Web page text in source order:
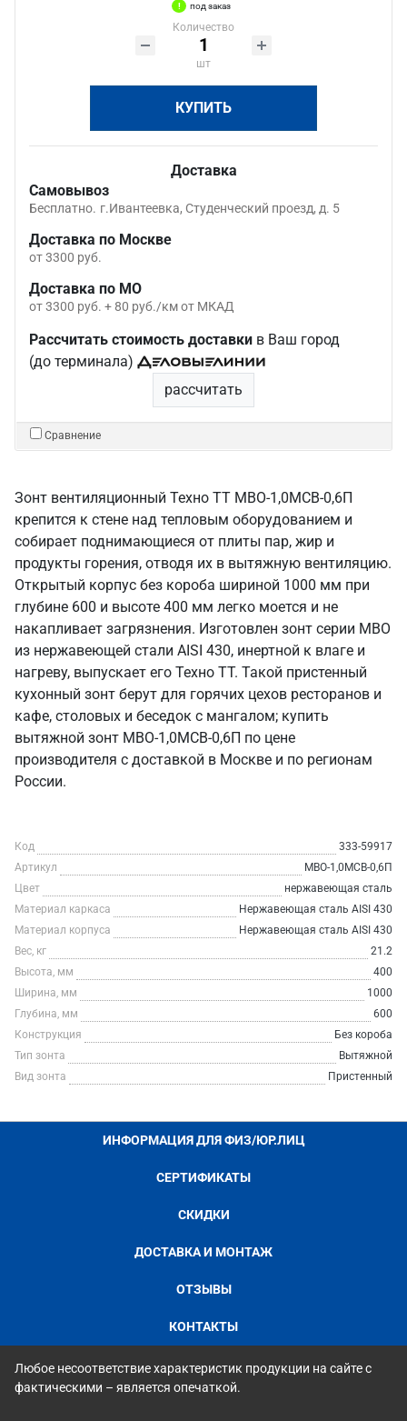
под заказ
Количество
шт
КУПИТЬ
Доставка
Самовывоз
Бесплатно. г.Ивантеевка, Студенческий проезд, д. 5
Доставка по Москве
от 3300 руб.
Доставка по МО
от 3300 руб. + 80 руб./км от МКАД
Рассчитать стоимость доставки в Ваш город
(до терминала)
рассчитать
Сравнение
Зонт вентиляционный Техно ТТ МВО-1,0МСВ-0,6П
крепится к стене над тепловым оборудованием и
собирает поднимающиеся от плиты пар, жир и
продукты горения, отводя их в вытяжную вентиляцию.
Открытый корпус без короба шириной 1000 мм при
глубине 600 и высоте 400 мм легко моется и не
накапливает загрязнения. Изготовлен зонт серии МВО
из нержавеющей стали AISI 430, инертной к влаге и
нагреву, выпускает его Техно ТТ. Такой пристенный
кухонный зонт берут для горячих цехов ресторанов и
кафе, столовых и беседок с мангалом; купить
вытяжной зонт МВО-1,0МСВ-0,6П по цене
производителя с доставкой в Москве и по регионам
России.
Код
333-59917
Артикул
МВО-1,0МСВ-0,6П
Цвет
нержавеющая сталь
Материал каркаса
Нержавеющая сталь AISI 430
Материал корпуса
Нержавеющая сталь AISI 430
Вес, кг
21.2
Высота, мм
400
Ширина, мм
1000
Глубина, мм
600
Конструкция
Без короба
Тип зонта
Вытяжной
Вид зонта
Пристенный
ИНФОРМАЦИЯ ДЛЯ ФИЗ/ЮР.ЛИЦ
СЕРТИФИКАТЫ
СКИДКИ
ДОСТАВКА И МОНТАЖ
ОТЗЫВЫ
КОНТАКТЫ
Любое несоответствие характеристик продукции на сайте с
фактическими – является опечаткой.